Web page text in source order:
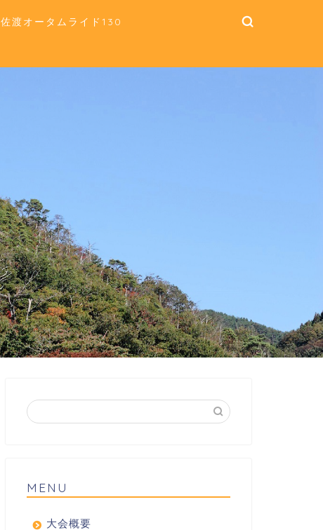
佐渡オータムライド130
MENU
大会概要